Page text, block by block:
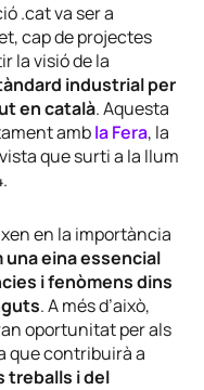
.cat va ser a
cap de projectes
la visió de la
industrial per
en català. Aquesta
ambla Fera, la
que surti a la llum
en la importància
eina essencial
i fenòmens dins
. A més d’això,
oportunitat per als
que contribuirà a
treballs i del